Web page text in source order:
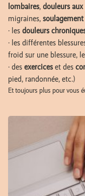
lombaires, douleurs
migraines,
· les douleurs
· les différentes
froid sur une blessure,
· des exerciceset des
pied, randonnée, etc.)
Et toujours plus pour vous